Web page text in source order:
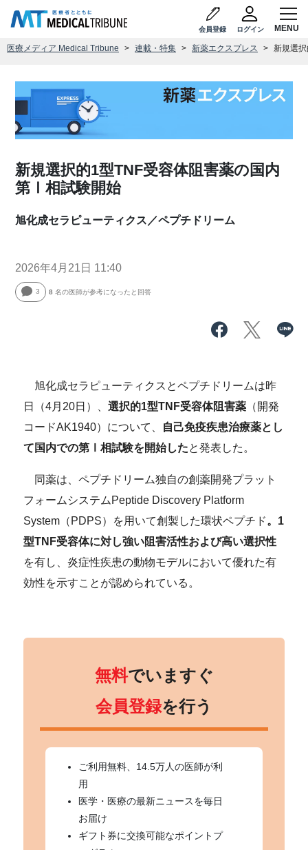
会員登録 ログイン
医療メディア Medical Tribune 連載・特集 新薬エクスプレス 新規選
新規選択的1型TNF受容体阻害薬の国内
第Ⅰ相試験開始
旭化成セラピューティクス／ペプチドリーム
2026年4月21日 11:40
3 8 名の医師が参考になったと回答
旭化成セラピューティクスとペプチドリームは昨
日（4月20日）、選択的1型TNF受容体阻害薬 （開発
コードAK1940）について、 自己免疫疾患治療薬とし
て国内での第Ⅰ相試験を開始したと発表した。
同薬は、ペプチドリーム独自の創薬開発プラット
フォームシステムPeptide Discovery Platform
System（PDPS）を用いて創製した環状ペプチド。1
型TNF受容体に対し強い阻害活性および高い選択性
を有し、炎症性疾患の動物モデルにおいて優れた有
効性を示すことが認められている。
無料でいますぐ
会員登録を行う
ご利用無料、14.5万人の医師が利
用
医学・医療の最新ニュースを毎日
お届け
ギフト券に交換可能なポイントプ